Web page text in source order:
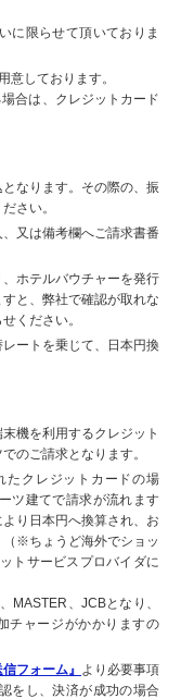
に限らせて頂いておりま
意しております。
合は、クレジットカード
なります。その際の、振
さい。
又は備考欄へご請求書番
ホテルバウチャーを発行
と、弊社で確認が取れな
ください。
ートを乗じて、日本円換
機を利用するクレジット
のご請求となります。
たクレジットカードの場
ツ建てで請求が流れます
り日本円へ換算され、お
※ちょうど海外でショッ
トサービスプロバイダに
MASTER、JCBとなり、
チャージがかかりますの
フォーム』 より必要事項
をし、決済が成功の場合